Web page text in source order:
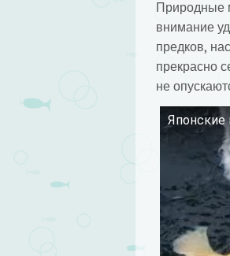
Природные
внимание
предков,
прекрасно
не
Японские
Смотрите